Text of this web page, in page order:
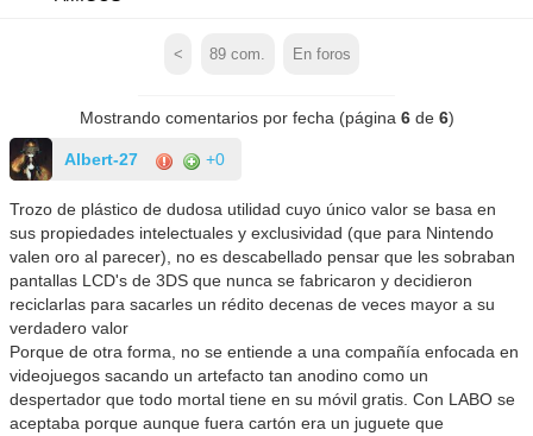
< 89 com. En foros
Mostrando comentarios por fecha (página 6de 6)
Albert-27 +0
Trozo de plástico de dudosa utilidad cuyo único valor se basa en
sus propiedades intelectuales y exclusividad (que para Nintendo
valen oro al parecer), no es descabellado pensar que les sobraban
pantallas LCD's de 3DS que nunca se fabricaron y decidieron
reciclarlas para sacarles un rédito decenas de veces mayor a su
verdadero valor
Porque de otra forma, no se entiende a una compañía enfocada en
videojuegos sacando un artefacto tan anodino como un
despertador que todo mortal tiene en su móvil gratis. Con LABO se
aceptaba porque aunque fuera cartón era un juguete que